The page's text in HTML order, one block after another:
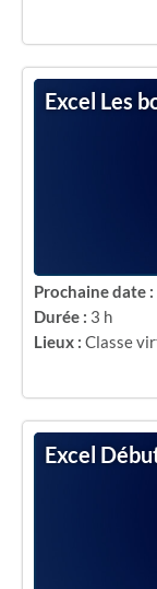
Excel Les
Prochaine date :
Durée : 3 h
Lieux : Classe
Excel